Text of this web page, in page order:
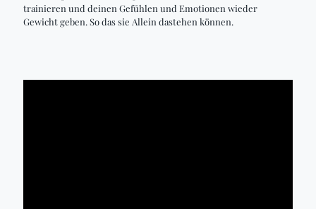
trainieren und deinen Gefühlen und Emotionen wieder
Gewicht geben. So das sie Allein dastehen können.